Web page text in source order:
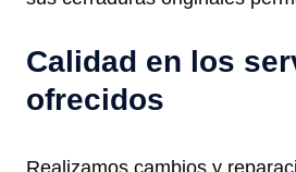
Calidad en los
ofrecidos